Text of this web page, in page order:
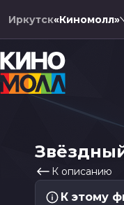
Иркутск«Киномолл»
К описанию
К этому